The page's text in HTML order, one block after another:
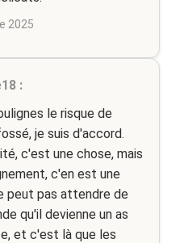
2025
:
le risque de
je suis d'accord.
c'est une chose, mais
c'en est une
peut pas attendre de
qu'il devienne un as
et c'est là que les